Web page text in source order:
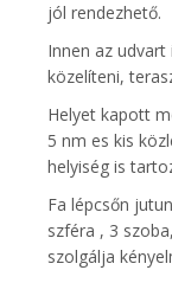
jól rendezhető.
Innen az
közelíteni,
Helyet kapott
5 nm es kis
helyiség is
Fa lépcsőn
szféra , 3
szolgálja